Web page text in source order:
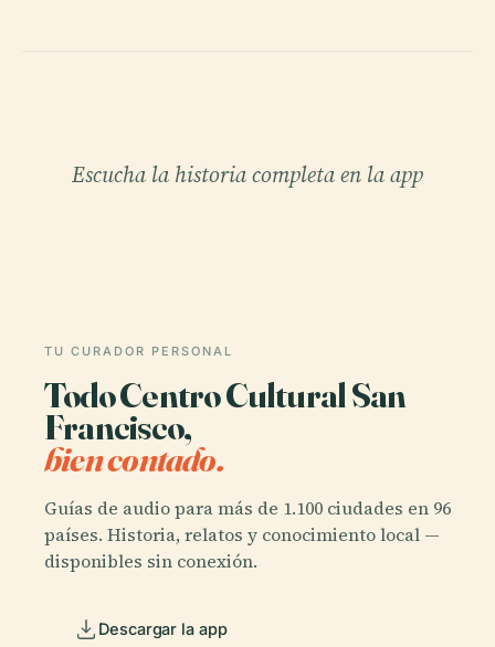
Escucha la historia completa en la app
TU CURADOR PERSONAL
Todo Centro Cultural San
Francisco,
bien contado.
Guías de audio para más de 1.100 ciudades en 96
países. Historia, relatos y conocimiento local —
disponibles sin conexión.
Descargar la app